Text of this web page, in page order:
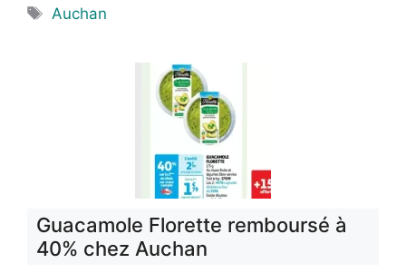
Étiquettes
Auchan
Guacamole Florette remboursé à
40% chez Auchan